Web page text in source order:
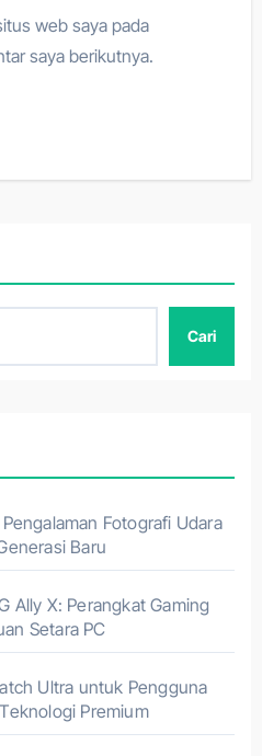
web saya pada
saya berikutnya.
Cari
Fotografi Udara
Baru
Ally X: Perangkat Gaming
Setara PC
Ultra untuk Pengguna
Premium